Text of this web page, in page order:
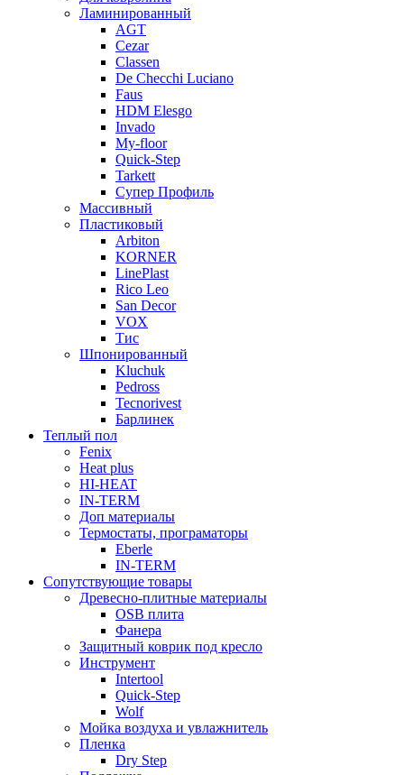
Ламинированный
AGT
Cezar
Classen
De Checchi Luciano
Faus
HDM Elesgo
Invado
My-floor
Quick-Step
Tarkett
Супер Профиль
Массивный
Пластиковый
Arbiton
KORNER
LinePlast
Rico Leo
San Decor
VOX
Тис
Шпонированный
Kluchuk
Pedross
Tecnorivest
Барлинек
Теплый пол
Fenix
Heat plus
HI-HEAT
IN-TERM
Доп материалы
Термостаты, програматоры
Eberle
IN-TERM
Сопутствующие товары
Древесно-плитные материалы
OSB плита
Фанера
Защитный коврик под кресло
Инструмент
Intertool
Quick-Step
Wolf
Мойка воздуха и увлажнитель
Пленка
Dry Step